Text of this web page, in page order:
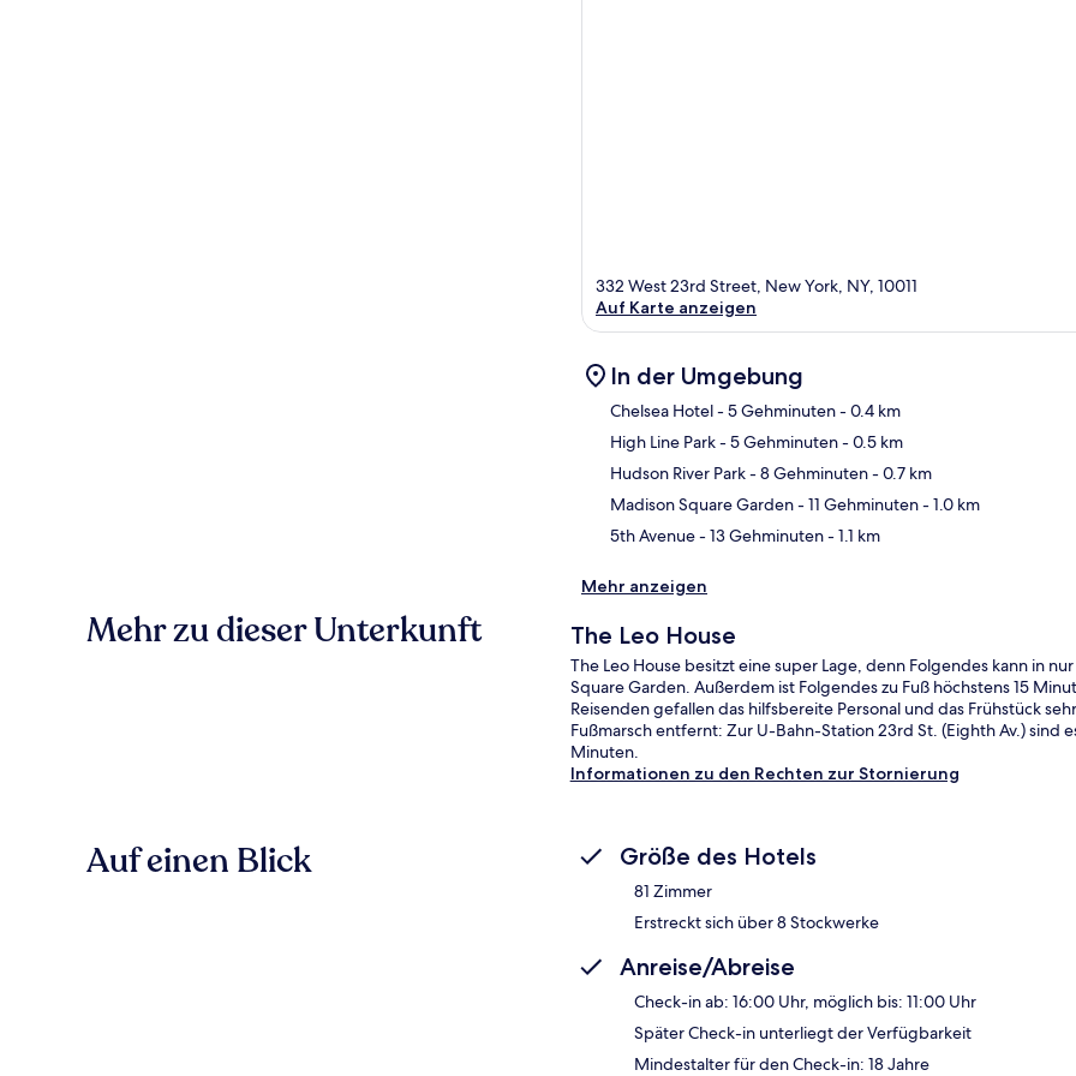
332 West 23rd Street, New York, NY, 10011
Auf Karte anzeigen
In der Umgebung
Chelsea Hotel- 5 Gehminuten- 0.4 km
High Line Park- 5 Gehminuten- 0.5 km
Hudson River Park- 8 Gehminuten- 0.7 km
Madison Square Garden- 11 Gehminuten- 1.0 km
5th Avenue- 13 Gehminuten- 1.1 km
Mehr anzeigen
Mehr zu dieser Unterkunft The Leo House
The Leo House besitzt eine super Lage, denn Folgendes kann in
Square Garden. Außerdem ist Folgendes zu Fuß höchstens 15
Reisenden gefallen das hilfsbereite Personal und das Frühstück
Fußmarsch entfernt: Zur U-Bahn-Station 23rd St. (Eighth Av.) sind
Minuten.
Informationen zu den Rechten zur Stornierung
Auf einen Blick Größe des Hotels
81 Zimmer
Erstreckt sich über 8 Stockwerke
Anreise/Abreise
Check-in ab: 16:00 Uhr, möglich bis: 11:00 Uhr
Später Check-in unterliegt der Verfügbarkeit
Mindestalter für den Check-in: 18 Jahre